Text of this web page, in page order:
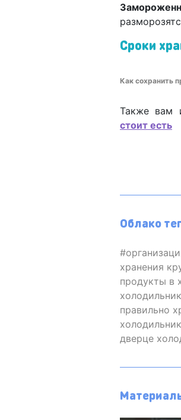
Сроки
Как сохранить
Также вам
стоит есть
Облако
хранения
продукты в
правильно
дверце